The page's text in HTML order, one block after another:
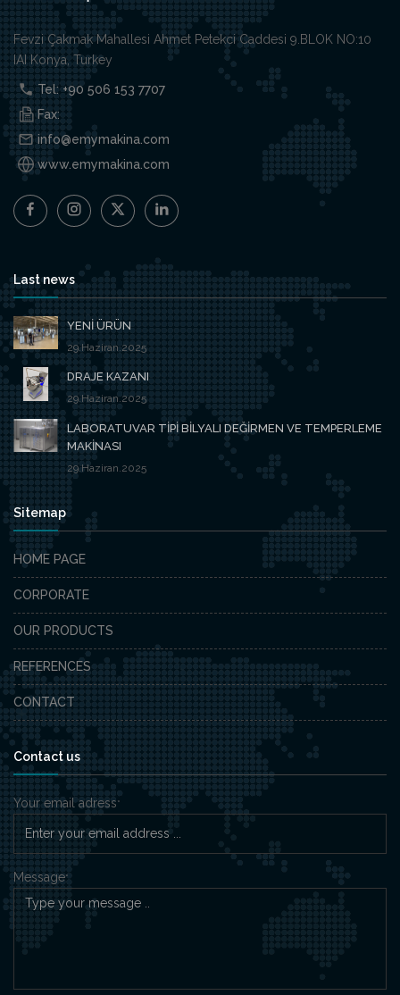
Fevzi Çakmak Mahallesi Ahmet Petekci Caddesi 9.BLOK NO:10
IAI Konya, Turkey
Tel: +90 506 153 7707
Fax:
info@emymakina.com
www.emymakina.com
Last news
YENİ ÜRÜN
29.Haziran.2025
DRAJE KAZANI
29.Haziran.2025
LABORATUVAR TİPİ BİLYALI DEĞİRMEN VE TEMPERLEME
MAKİNASI
29.Haziran.2025
Sitemap
HOME PAGE
CORPORATE
OUR PRODUCTS
REFERENCES
CONTACT
Contact us
Your email adress*
Message*